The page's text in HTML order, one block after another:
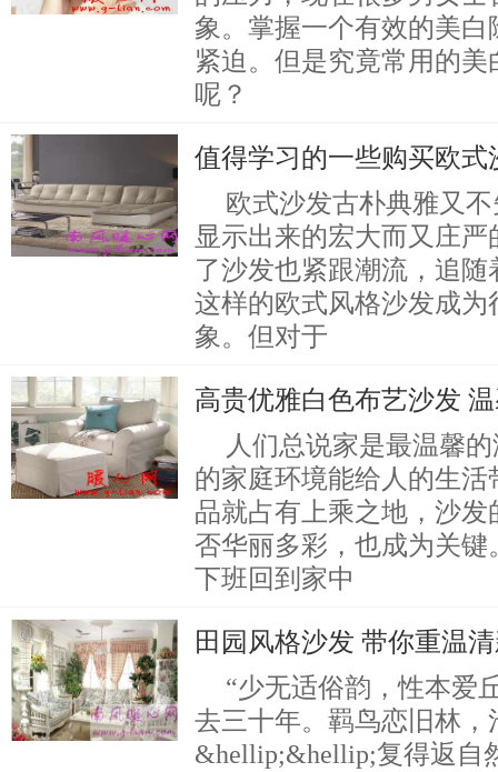
象。掌握一个有效的美
紧迫。但是究竟常用的
呢？
值得学习的一些购买欧式
欧式沙发古朴典雅又
显示出来的宏大而又庄
了沙发也紧跟潮流，追
这样的欧式风格沙发成
象。但对于
高贵优雅白色布艺沙发
人们总说家是最温馨
的家庭环境能给人的生
品就占有上乘之地，沙
否华丽多彩，也成为关
下班回到家中
田园风格沙发 带你重温
“少无适俗韵，性本爱
去三十年。羁鸟恋旧林，
&hellip;&hellip;复得返自